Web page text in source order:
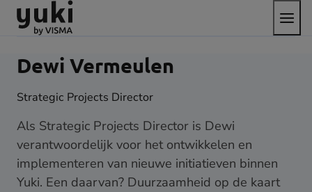
Direct
naar
content
Direct
naar
footer
Ga
naar
homepage
het
menu
Dewi Vermeulen
Strategic Projects Director
Als Strategic Projects Director is Dewi
verantwoordelijk voor het ontwikkelen en
implementeren van nieuwe initiatieven binnen
Yuki. Een daarvan? Duurzaamheid op de kaart